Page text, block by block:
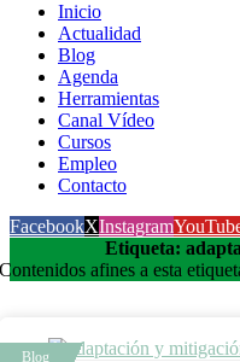
Inicio
Actualidad
Blog
Agenda
Herramientas
Canal Vídeo
Cursos
Empleo
Contacto
FacebookXInstagram
Etiqueta:
Contenidos afines a esta